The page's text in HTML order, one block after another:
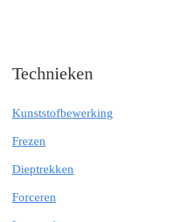
Technieken
Kunststofbewerking
Frezen
Dieptrekken
Forceren